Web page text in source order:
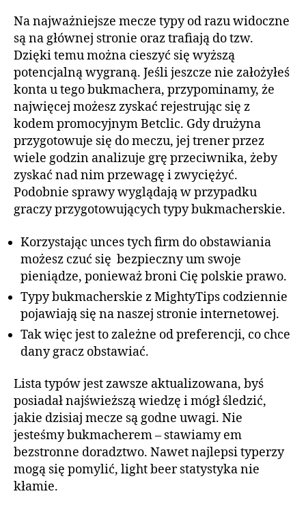
Na najważniejsze mecze typy od razu widoczne
są na głównej stronie oraz trafiają do tzw.
Dzięki temu można cieszyć się wyższą
potencjalną wygraną. Jeśli jeszcze nie założyłeś
konta u tego bukmachera, przypominamy, że
najwięcej możesz zyskać rejestrując się z
kodem promocyjnym Betclic. Gdy drużyna
przygotowuje się do meczu, jej trener przez
wiele godzin analizuje grę przeciwnika, żeby
zyskać nad nim przewagę i zwyciężyć.
Podobnie sprawy wyglądają w przypadku
graczy przygotowujących typy bukmacherskie.
Korzystając unces tych firm do obstawiania
możesz czuć się bezpieczny um swoje
pieniądze, ponieważ broni Cię polskie prawo.
Typy bukmacherskie z MightyTips codziennie
pojawiają się na naszej stronie internetowej.
Tak więc jest to zależne od preferencji, co chce
dany gracz obstawiać.
Lista typów jest zawsze aktualizowana, byś
posiadał najświeższą wiedzę i mógł śledzić,
jakie dzisiaj mecze są godne uwagi. Nie
jesteśmy bukmacherem – stawiamy em
bezstronne doradztwo. Nawet najlepsi typerzy
mogą się pomylić, light beer statystyka nie
kłamie.